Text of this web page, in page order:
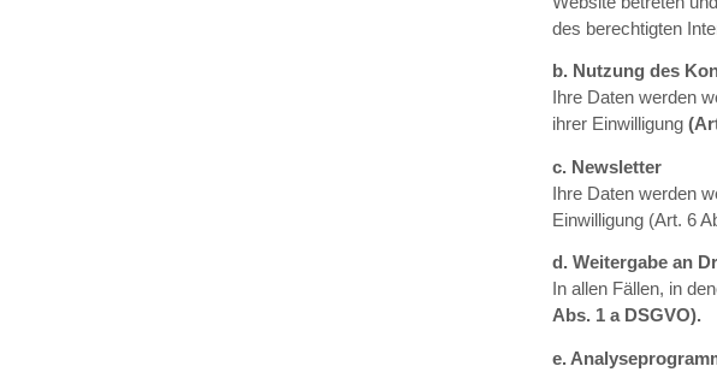
des berechtigten
b. Nutzung des
Ihre Daten werden
ihrer Einwilligung
c. Newsletter
Ihre Daten werden
Einwilligung (Art. 6
d. Weitergabe an
In allen Fällen, in
Abs. 1 a DSGVO).
e.